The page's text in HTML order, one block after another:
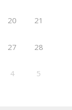
20 21
27 28
4 5